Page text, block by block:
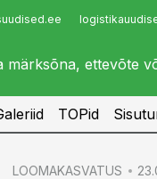
TOPid
LOOMAKASVATUS